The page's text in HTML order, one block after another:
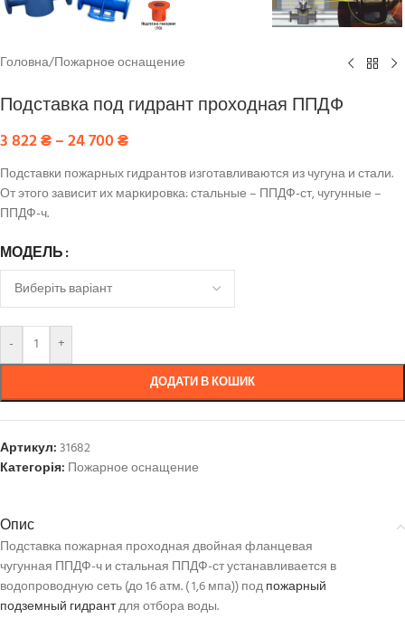
Головна/Пожарное оснащение
Подставка под гидрант проходная ППДФ
3 822₴–24 700₴
Подставки пожарных гидрантов изготавливаются из чугуна и стали.
От этого зависит их маркировка: стальные – ППДФ-ст, чугунные –
ППДФ-ч.
МОДЕЛЬ
- +
ДОДАТИ В КОШИК
Артикул:31682
Категорія: Пожарное оснащение
Опис
Подставка пожарная проходная двойная фланцевая
чугунная ППДФ-ч и стальная ППДФ-ст устанавливается в
водопроводную сеть (до 16 атм. ( 1,6 мпа)) подпожарный
подземный гидрантдля отбора воды.